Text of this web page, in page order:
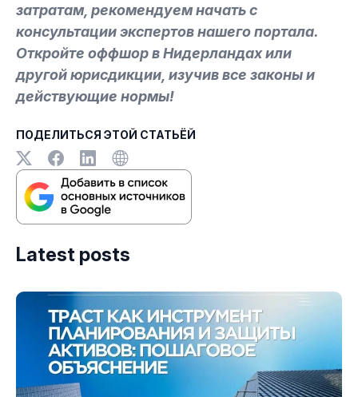
затратам, рекомендуем начать с
консультации экспертов нашего портала.
Откройте оффшор в Нидерландах или
другой юрисдикции, изучив все законы и
действующие нормы!
ПОДЕЛИТЬСЯ ЭТОЙ СТАТЬЁЙ
Latest posts